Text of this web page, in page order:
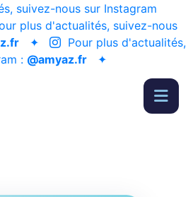
suivez-nous sur Instagram
plus d'actualités, suivez-nous
✦
Pour plus d'actualités,
: @amyaz.fr ✦